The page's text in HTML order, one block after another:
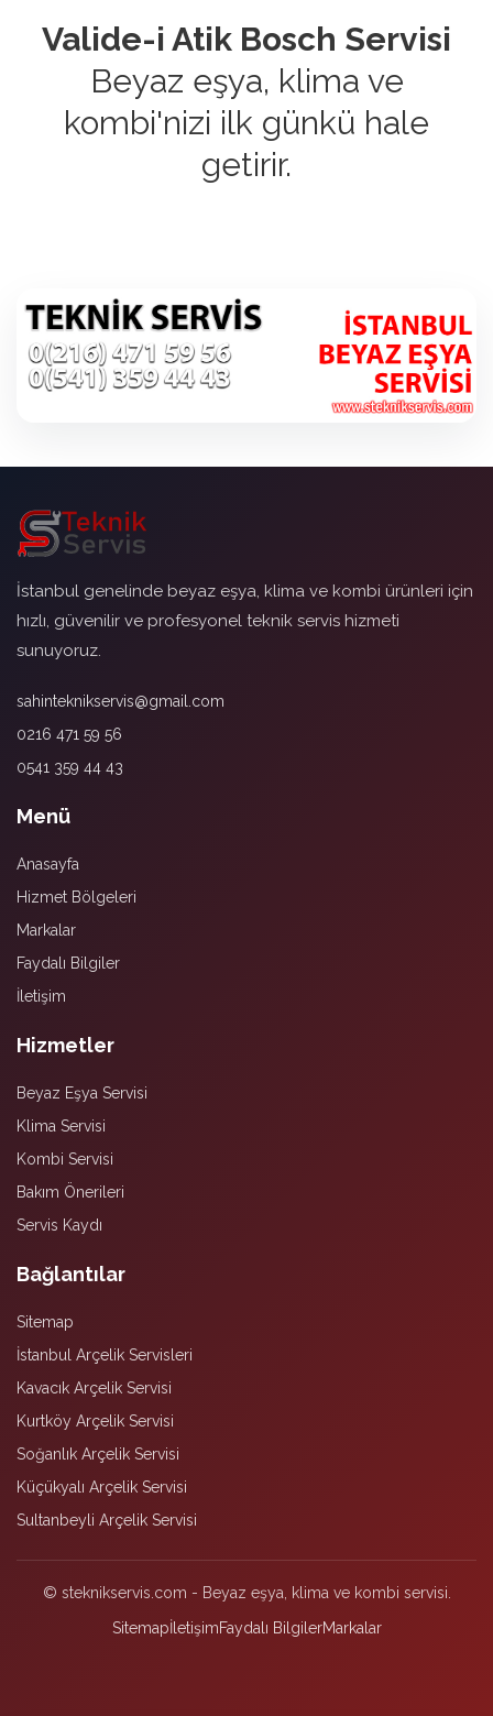
Valide-i Atik Bosch Servisi
Beyaz eşya, klima ve
kombi'nizi ilk günkü hale
getirir.
İstanbul genelinde beyaz eşya, klima ve kombi ürünleri için
hızlı, güvenilir ve profesyonel teknik servis hizmeti
sunuyoruz.
sahinteknikservis@gmail.com
0216 471 59 56
0541 359 44 43
Menü
Anasayfa
Hizmet Bölgeleri
Markalar
Faydalı Bilgiler
İletişim
Hizmetler
Beyaz Eşya Servisi
Klima Servisi
Kombi Servisi
Bakım Önerileri
Servis Kaydı
Bağlantılar
Sitemap
İstanbul Arçelik Servisleri
Kavacık Arçelik Servisi
Kurtköy Arçelik Servisi
Soğanlık Arçelik Servisi
Küçükyalı Arçelik Servisi
Sultanbeyli Arçelik Servisi
© steknikservis.com - Beyaz eşya, klima ve kombi servisi.
SitemapİletişimFaydalı BilgilerMarkalar